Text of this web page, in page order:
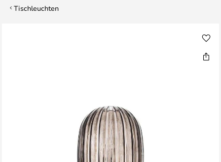
Tischleuchten